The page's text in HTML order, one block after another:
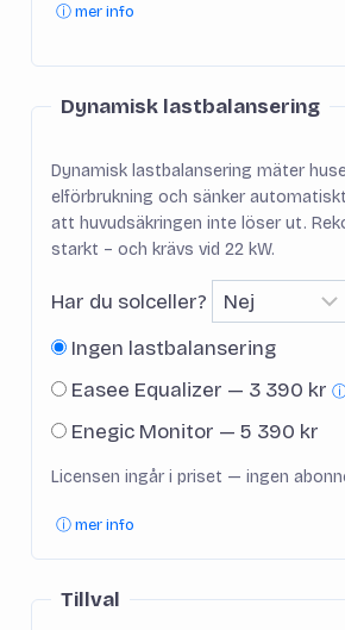
ⓘ mer info
Dynamisk lastbalansering
Dynamisk lastbalansering mäter
elförbrukning och sänker
att huvudsäkringen inte löser ut.
starkt – och krävs vid 22 kW.
Har du solceller?
Ingen lastbalansering
Easee Equalizer — 3 390 kr ⓘ
Enegic Monitor — 5 390 kr
Licensen ingår i priset — ingen
ⓘ mer info
Tillval